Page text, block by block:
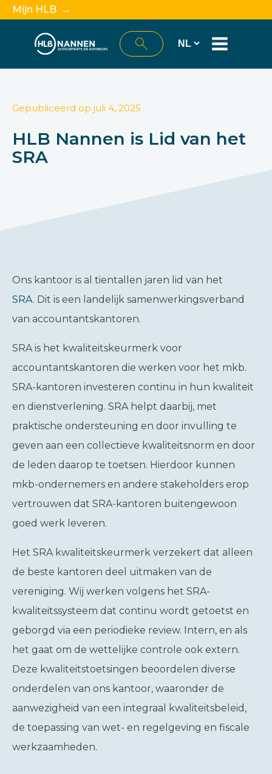
Mijn HLB →
Gepubliceerd op juli 4, 2025
HLB Nannen is Lid van het
SRA
Ons kantoor is al tientallen jaren lid van het
SRA. Dit is een landelijk samenwerkingsverband
van accountantskantoren.
SRA is het kwaliteitskeurmerk voor
accountantskantoren die werken voor het mkb.
SRA-kantoren investeren continu in hun kwaliteit
en dienstverlening. SRA helpt daarbij, met
praktische ondersteuning en door invulling te
geven aan een collectieve kwaliteitsnorm en door
de leden daarop te toetsen. Hierdoor kunnen
mkb-ondernemers en andere stakeholders erop
vertrouwen dat SRA-kantoren buitengewoon
goed werk leveren.
Het SRA kwaliteitskeurmerk verzekert dat alleen
de beste kantoren deel uitmaken van de
vereniging. Wij werken volgens het SRA-
kwaliteitssysteem dat continu wordt getoetst en
geborgd via een periodieke review. Intern, en als
het gaat om de wettelijke controle ook extern.
Deze kwaliteitstoetsingen beoordelen diverse
onderdelen van ons kantoor, waaronder de
aanwezigheid van een integraal kwaliteitsbeleid,
de toepassing van wet- en regelgeving en fiscale
werkzaamheden.